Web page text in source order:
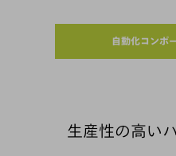
自動化コンポ
生産性の高い